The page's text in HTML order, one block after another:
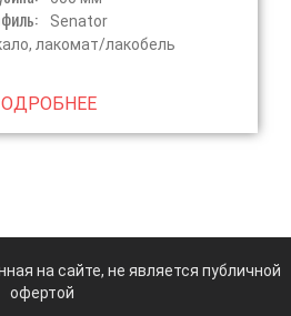
Senator
лакомат/лакобель
на сайте, не является публичной
офертой